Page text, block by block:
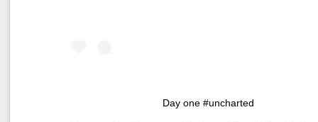
Day one #uncharted